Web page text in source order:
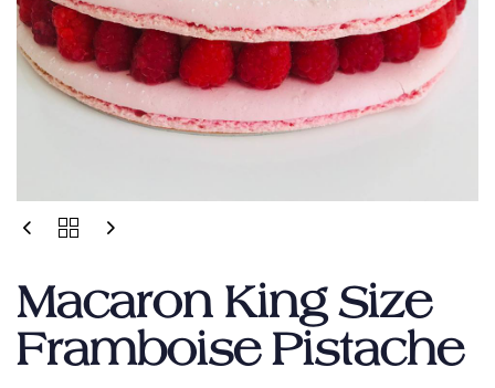
Macaron King Size
Framboise Pistache